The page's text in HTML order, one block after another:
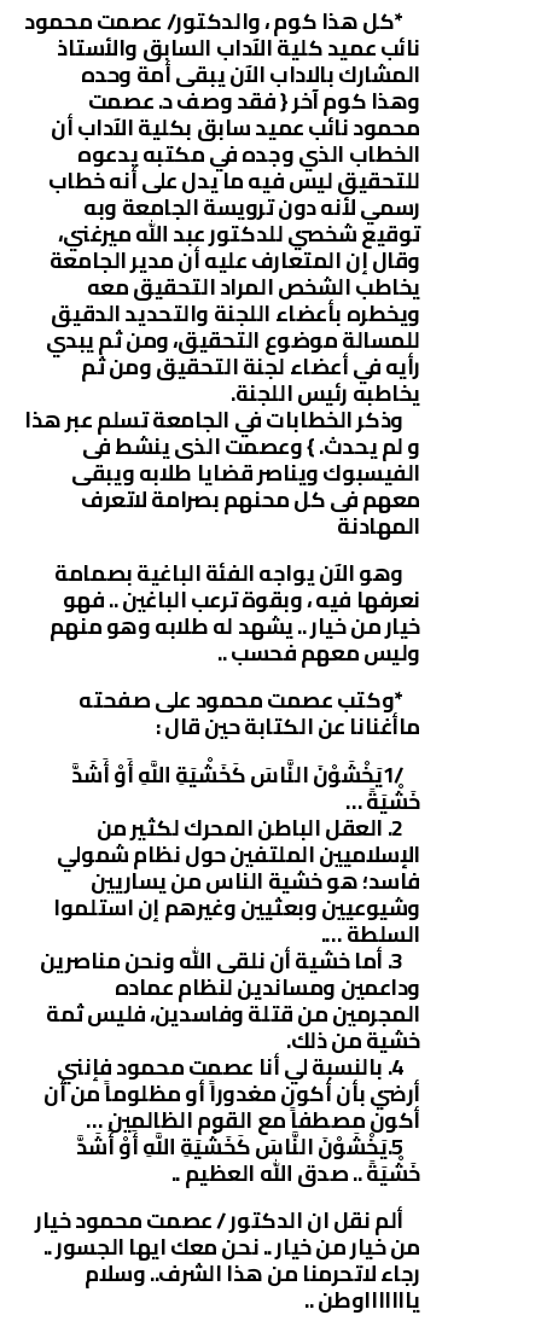
*كل هذا كوم ، والدكتور/ عصمت محمود
نائب عميد كلية الآداب السابق والأستاذ
المشارك بالاداب الآن يبقى أمة وحده
وهذا كوم آخر { فقد وصف د. عصمت
محمود نائب عميد سابق بكلية الآداب أن
الخطاب الذي وجده في مكتبه يدعوه
للتحقيق ليس فيه ما يدل على أنه خطاب
رسمي لأنه دون ترويسة الجامعة وبه
توقيع شخصي للدكتور عبد الله ميرغني،
وقال إن المتعارف عليه أن مدير الجامعة
يخاطب الشخص المراد التحقيق معه
ويخطره بأعضاء اللجنة والتحديد الدقيق
للمسالة موضوع التحقيق، ومن ثم يبدي
رأيه في أعضاء لجنة التحقيق ومن ثم
يخاطبه رئيس اللجنة.
وذكر الخطابات في الجامعة تسلم عبر هذا
و لم يحدث. } وعصمت الذى ينشط فى
الفيسبوك ويناصر قضايا طلابه ويبقى
معهم فى كل محنهم بصرامة لاتعرف
المهادنة
وهو الآن يواجه الفئة الباغية بصمامة
نعرفها فيه ، وبقوة ترعب الباغين .. فهو
خيار من خيار .. يشهد له طلابه وهو منهم
وليس معهم فحسب ..
*وكتب عصمت محمود على صفحته
ماأغنانا عن الكتابة حين قال :
/1يَخْشَوْنَ النَّاسَ كَخَشْيَةِ اللَّهِ أَوْ أَشَدَّ
خَشْيَةً …
2. العقل الباطن المحرك لكثير من
الإسلاميين الملتفين حول نظام شمولي
فاسد؛ هو خشية الناس من يساريين
وشيوعيين وبعثيين وغيرهم إن استلموا
السلطة ….
3. أما خشية أن نلقى الله ونحن مناصرين
وداعمين ومساندين لنظام عماده
المجرمين من قتلة وفاسدين، فليس ثمة
خشية من ذلك.
4. بالنسبة لي أنا عصمت محمود فإنني
أرضي بأن أكون مغدوراً أو مظلوماً من أن
أكون مصطفاً مع القوم الظالمين …
5.يَخْشَوْنَ النَّاسَ كَخَشْيَةِ اللَّهِ أَوْ أَشَدَّ
خَشْيَةً .. صدق الله العظيم ..
ألم نقل ان الدكتور / عصمت محمود خيار
من خيار من خيار .. نحن معك ايها الجسور ..
رجاء لاتحرمنا من هذا الشرف.. وسلام
ياااااااوطن ..